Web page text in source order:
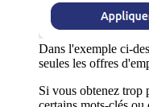
Dans l'exemple ci-
seules les offres
Si vous obtenez trop